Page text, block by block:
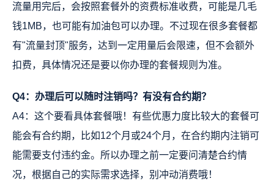
流量用完后，会按照套餐外的资费标准收费，可能是几毛
钱1MB，也可能有加油包可以办理。不过现在很多套餐都
有"流量封顶"服务，达到一定用量后会限速，但不会额外
扣费，具体情况还是要以你办理的套餐规则为准。
Q4：办理后可以随时注销吗？有没有合约期？
A4：这个要看具体套餐哦！有些优惠力度比较大的套餐可
能会有合约期，比如12个月或24个月，在合约期内注销可
能需要支付违约金。所以办理之前一定要问清楚合约情
况，根据自己的实际需求选择，别冲动消费哦！